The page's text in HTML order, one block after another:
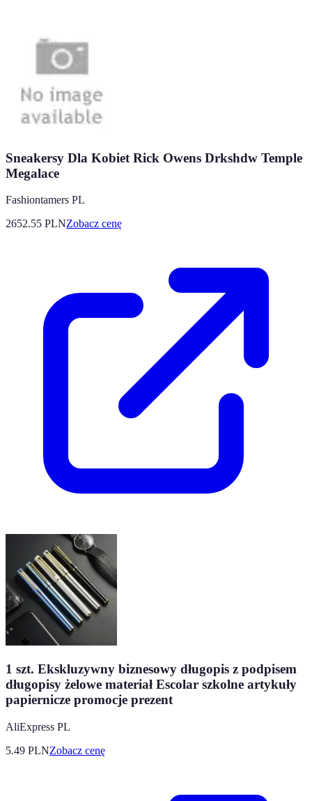
Sneakersy Dla Kobiet Rick Owens Drkshdw Temple
Megalace
Fashiontamers PL
2652.55 PLNZobacz cenę
1 szt. Ekskluzywny biznesowy długopis z podpisem
długopisy żelowe materiał Escolar szkolne artykuły
papiernicze promocje prezent
AliExpress PL
5.49 PLNZobacz cenę